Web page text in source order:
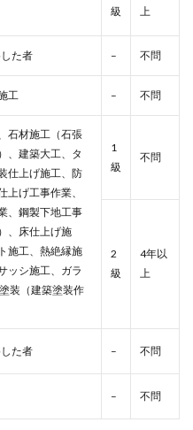
級
上
た者 – 不問
工 – 不問
石材施工（石張
、建築大工、タ
仕上げ施工、防
げ工事作業、
、鋼製下地工事
、床仕上げ施
施工、熱絶縁施
ッシ施工、ガラ
装（建築塗装作
1
級
不問
2
級
4年以
上
た者 – 不問
– 不問